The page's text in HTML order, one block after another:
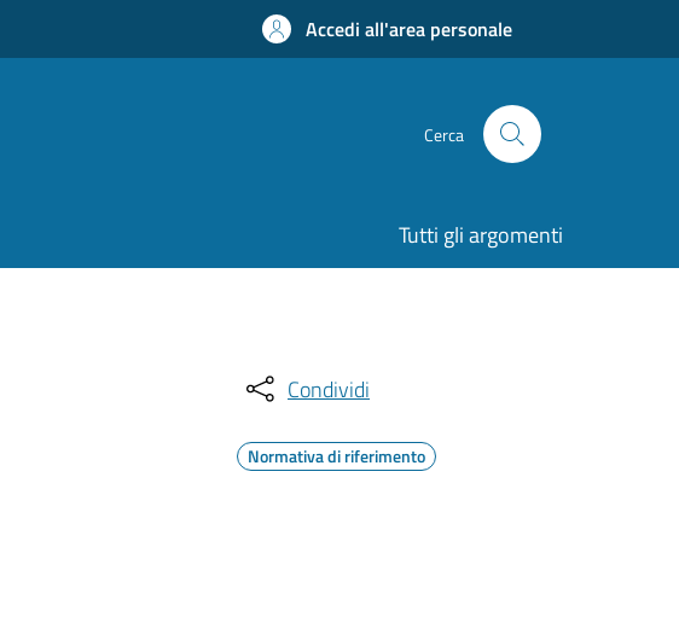
Accedi all'area personale
Cerca
Tutti gli argomenti
Condividi
Normativa di riferimento